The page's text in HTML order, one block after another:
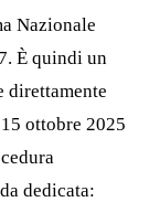
Nazionale
È quindi un
direttamente
ottobre 2025
dedicata: